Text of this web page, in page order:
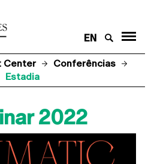
EN
Center
Conferências
Estadia
2022